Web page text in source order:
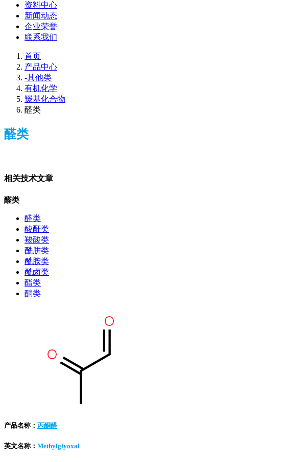
资料中心
新闻动态
企业荣誉
联系我们
首页
产品中心
-其他类
有机化学
羰基化合物
醛类
醛类
相关技术文章
醛类
醛类
酸酐类
羧酸类
酰肼类
酰胺类
酰卤类
酯类
酮类
产品名称： 丙酮醛
英文名称： Methylglyoxal